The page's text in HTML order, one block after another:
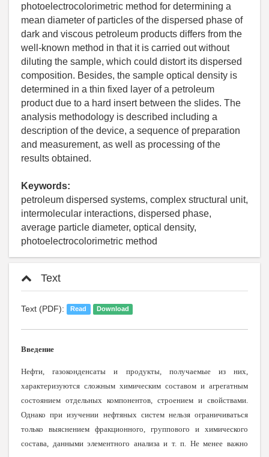
photoelectrocolorimetric method for determining a
mean diameter of particles of the dispersed phase of
dark and viscous petroleum products differs from the
well-known method in that it is carried out without
diluting the sample, which could distort its dispersed
composition. Besides, the sample optical density is
determined in a thin fixed layer of a petroleum
product due to a hard insert between the slides. The
analysis methodology is described including a
description of the device, a sequence of preparation
and measurement, as well as processing of the
results obtained.
Keywords:
petroleum dispersed systems, complex structural unit,
intermolecular interactions, dispersed phase,
average particle diameter, optical density,
photoelectrocolorimetric method
Text
Text (PDF): Read Download
Введение
Нефти, газоконденсаты и продукты, получаемые из них,
характеризуются сложным химическим составом и агрегатным
состоянием отдельных компонентов, строением и свойствами.
Однако при изучении нефтяных систем нельзя ограничиваться
только выяснением фракционного, группового и химического
состава, данными элементного анализа и т. п. Не менее важно